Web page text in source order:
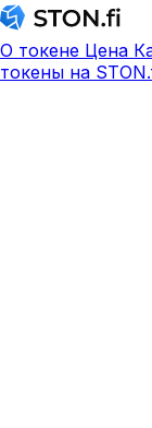
О токене Цена
токены на